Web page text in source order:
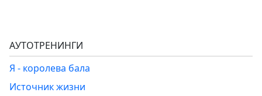
АУТОТРЕНИНГИ
Я - королева бала
Источник жизни